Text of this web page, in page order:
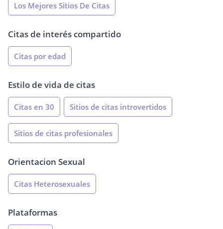
Los Mejores Sitios De Citas
Citas de interés compartido
Citas por edad
Estilo de vida de citas
Citas en 30 Sitios de citas introvertidos
Sitios de citas profesionales
Orientacion Sexual
Citas Heterosexuales
Plataformas